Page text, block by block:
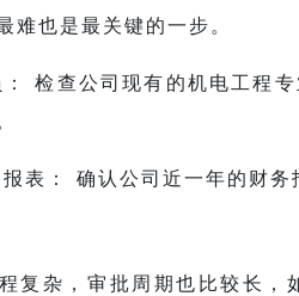
难也是最关键的一步。
检查公司现有的机电工程
表： 确认公司近一年的财务
复杂，审批周期也比较长